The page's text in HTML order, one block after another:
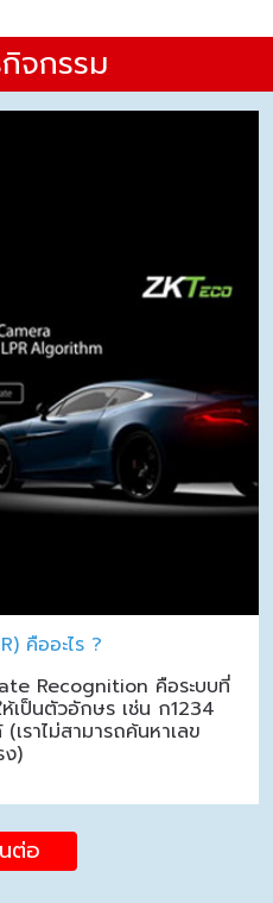
จกรรม
คืออะไร ?
Recognition คือระบบที่
เป็นตัวอักษร เช่น ก1234
ราไม่สามารถค้นหาเลข
ง)
ต่อ